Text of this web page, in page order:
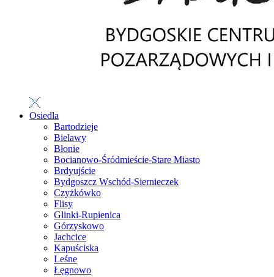
Osiedla
Bartodzieje
Bielawy
Błonie
Bocianowo-Śródmieście-Stare Miasto
Brdyujście
Bydgoszcz Wschód-Siernieczek
Czyżkówko
Flisy
Glinki-Rupienica
Górzyskowo
Jachcice
Kapuściska
Leśne
Łęgnowo